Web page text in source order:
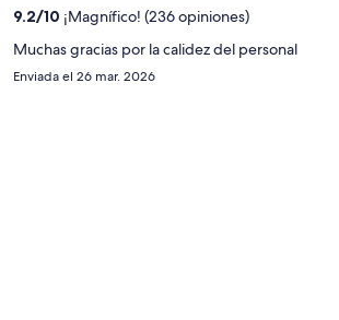
9.2/10 ¡Magnífico! (236 opiniones)
Muchas gracias por la calidez del personal
Enviada el 26 mar. 2026